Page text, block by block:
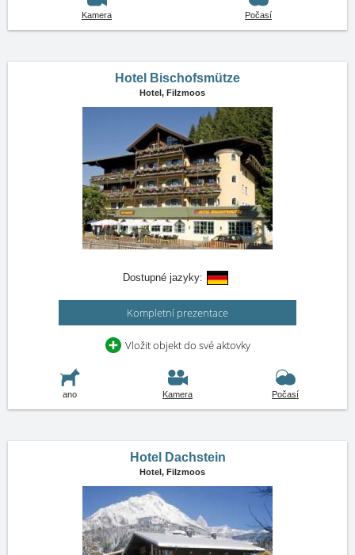
Kamera Počasí
Hotel Bischofsmütze
Hotel, Filzmoos
Dostupné jazyky:
Kompletní prezentace
Vložit objekt do své aktovky
ano Kamera Počasí
Hotel Dachstein
Hotel, Filzmoos